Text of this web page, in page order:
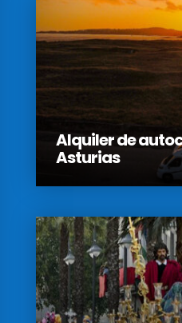
Alquiler de
Asturias